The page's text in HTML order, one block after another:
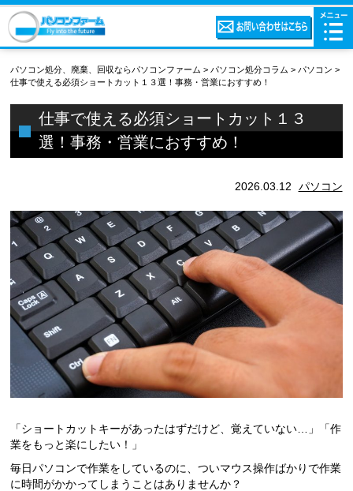
パソコン処分、廃棄、回収ならパソコンファーム> パソコン処分コラム > パソコン >
仕事で使える必須ショートカット１３選！事務・営業におすすめ！
仕事で使える必須ショートカット１３
選！事務・営業におすすめ！
2026.03.12 パソコン
「ショートカットキーがあったはずだけど、覚えていない…」「作
業をもっと楽にしたい！」
毎日パソコンで作業をしているのに、ついマウス操作ばかりで作業
に時間がかかってしまうことはありませんか？